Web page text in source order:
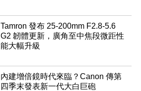
Tamron 發布 25-200mm F2.8-5.6
G2 韌體更新，廣角至中焦段微距性
能大幅升級
內建增倍鏡時代來臨？Canon 傳第
四季末發表新一代大白巨砲